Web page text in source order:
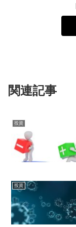
関連記事
投資
投資